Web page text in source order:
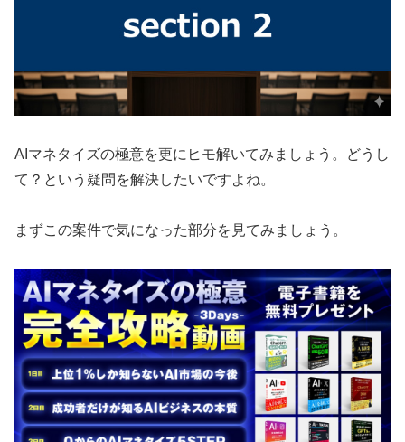
AIマネタイズの極意を更にヒモ解いてみましょう。どうし
て？という疑問を解決したいですよね。
まずこの案件で気になった部分を見てみましょう。